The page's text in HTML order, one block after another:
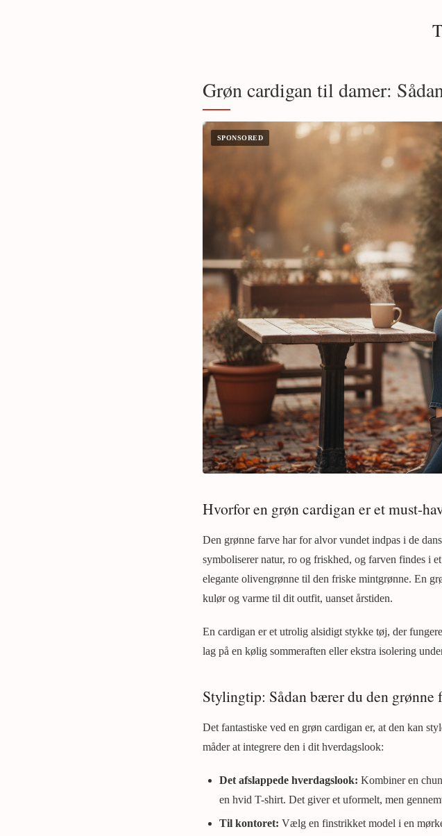
Grøn cardigan til damer:
Hvorfor en grøn cardigan er et must-
Den grønne farve har for alvor vundet indpas i de
symboliserer natur, ro og friskhed, og farven findes i
elegante olivengrønne til den friske mintgrønne. En
kulør og varme til dit outfit, uanset årstiden.
En cardigan er et utrolig alsidigt stykke tøj, der
lag på en kølig sommeraften eller ekstra isolering
Stylingtip: Sådan bærer du den grønne
Det fantastiske ved en grøn cardigan er, at den kan
måder at integrere den i dit hverdagslook:
Det afslappede hverdagslook: Kombiner en
en hvid T-shirt. Det giver et uformelt, men
Til kontoret: Vælg en finstrikket model i en